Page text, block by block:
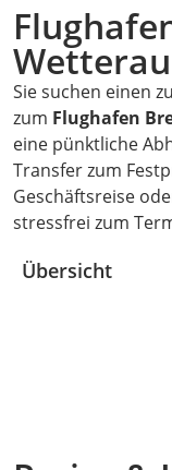
Wetterau
Sie suchen einen
zum Flughafen
eine pünktliche
Transfer zum
Geschäftsreise
stressfrei zum
Übersicht